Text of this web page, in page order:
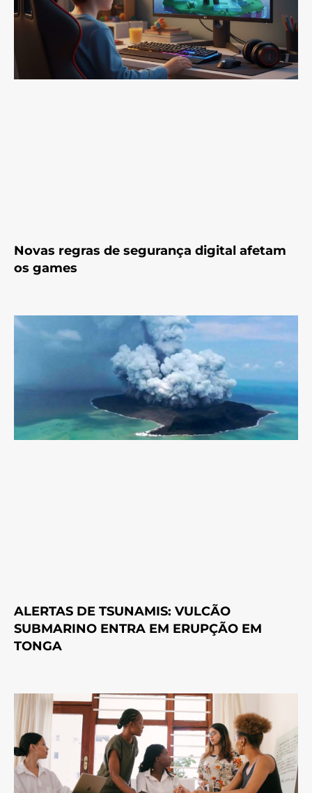
Novas regras de segurança digital afetam
os games
ALERTAS DE TSUNAMIS: VULCÃO
SUBMARINO ENTRA EM ERUPÇÃO EM
TONGA